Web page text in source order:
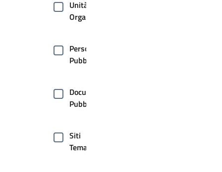
Unità
Organizzative
Persone
Pubbliche
Documenti
Pubblici
Siti
Tematici